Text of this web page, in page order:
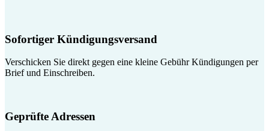
Sofortiger Kündigungsversand
Verschicken Sie direkt gegen eine kleine Gebühr Kündigungen per
Brief und Einschreiben.
Geprüfte Adressen